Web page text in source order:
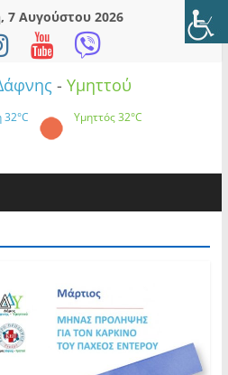
7 Αυγούστου 2026
- Υμηττού
32°C Υμηττός32°C